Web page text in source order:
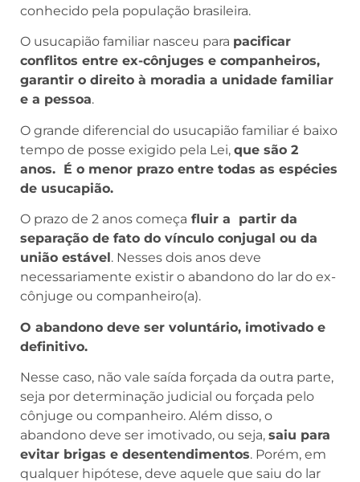
conhecido pela população brasileira.
O usucapião familiar nasceu para pacificar
conflitos entre ex-cônjuges e companheiros,
garantir o direito à moradia a unidade familiar
e a pessoa.
O grande diferencial do usucapião familiar é baixo
tempo de posse exigido pela Lei, que são 2
anos. É o menor prazo entre todas as espécies
de usucapião.
O prazo de 2 anos começa fluir a partir da
separação de fato do vínculo conjugal ou da
união estável. Nesses dois anos deve
necessariamente existir o abandono do lar do ex-
cônjuge ou companheiro(a).
O abandono deve ser voluntário, imotivado e
definitivo.
Nesse caso, não vale saída forçada da outra parte,
seja por determinação judicial ou forçada pelo
cônjuge ou companheiro. Além disso, o
abandono deve ser imotivado, ou seja, saiu para
evitar brigas e desentendimentos. Porém, em
qualquer hipótese, deve aquele que saiu do lar